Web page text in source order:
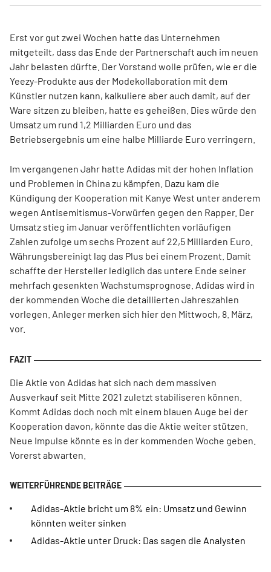
Erst vor gut zwei Wochen hatte das Unternehmen
mitgeteilt, dass das Ende der Partnerschaft auch im neuen
Jahr belasten dürfte. Der Vorstand wolle prüfen, wie er die
Yeezy-Produkte aus der Modekollaboration mit dem
Künstler nutzen kann, kalkuliere aber auch damit, auf der
Ware sitzen zu bleiben, hatte es geheißen. Dies würde den
Umsatz um rund 1,2 Milliarden Euro und das
Betriebsergebnis um eine halbe Milliarde Euro verringern.
Im vergangenen Jahr hatte Adidas mit der hohen Inflation
und Problemen in China zu kämpfen. Dazu kam die
Kündigung der Kooperation mit Kanye West unter anderem
wegen Antisemitismus-Vorwürfen gegen den Rapper. Der
Umsatz stieg im Januar veröffentlichten vorläufigen
Zahlen zufolge um sechs Prozent auf 22,5 Milliarden Euro.
Währungsbereinigt lag das Plus bei einem Prozent. Damit
schaffte der Hersteller lediglich das untere Ende seiner
mehrfach gesenkten Wachstumsprognose. Adidas wird in
der kommenden Woche die detaillierten Jahreszahlen
vorlegen. Anleger merken sich hier den Mittwoch, 8. März,
vor.
Die Aktie von Adidas hat sich nach dem massiven
Ausverkauf seit Mitte 2021 zuletzt stabiliseren können.
Kommt Adidas doch noch mit einem blauen Auge bei der
Kooperation davon, könnte das die Aktie weiter stützen.
Neue Impulse könnte es in der kommenden Woche geben.
Vorerst abwarten.
Adidas-Aktie bricht um 8% ein: Umsatz und Gewinn
könnten weiter sinken
Adidas-Aktie unter Druck: Das sagen die Analysten